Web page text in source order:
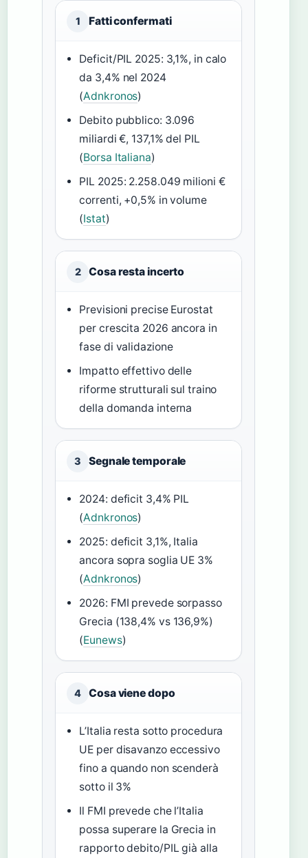
1 Fatti confermati
Deficit/PIL 2025: 3,1%, in calo
da 3,4% nel 2024
(Adnkronos)
Debito pubblico: 3.096
miliardi €, 137,1% del PIL
(Borsa Italiana)
PIL 2025: 2.258.049 milioni €
correnti, +0,5% in volume
(Istat)
2 Cosa resta incerto
Previsioni precise Eurostat
per crescita 2026 ancora in
fase di validazione
Impatto effettivo delle
riforme strutturali sul traino
della domanda interna
3 Segnale temporale
2024: deficit 3,4% PIL
(Adnkronos)
2025: deficit 3,1%, Italia
ancora sopra soglia UE 3%
(Adnkronos)
2026: FMI prevede sorpasso
Grecia (138,4% vs 136,9%)
(Eunews)
4 Cosa viene dopo
L’Italia resta sotto procedura
UE per disavanzo eccessivo
fino a quando non scenderà
sotto il 3%
Il FMI prevede che l’Italia
possa superare la Grecia in
rapporto debito/PIL già alla